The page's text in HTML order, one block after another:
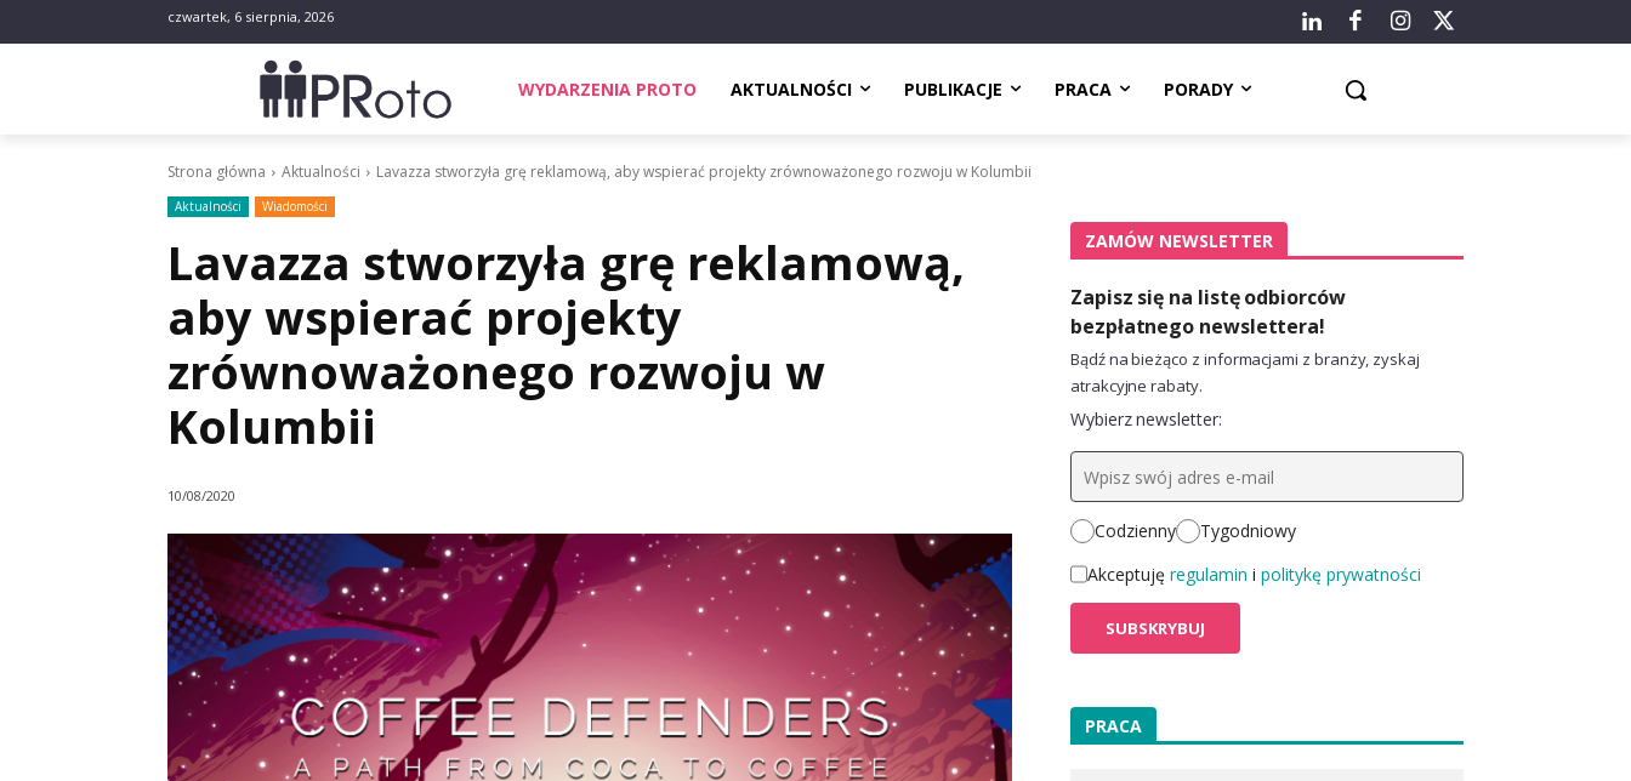
czwartek, 6 sierpnia, 2026
WYDARZENIA PROTO AKTUALNOŚCI PUBLIKACJE PRACA PORADY
Strona główna Aktualności Lavazza stworzyła grę reklamową, aby wspierać projekty zrównoważonego rozwoju w Kolumbii
Aktualności Wiadomości
Lavazza stworzyła grę reklamową,
aby wspierać projekty
zrównoważonego rozwoju w
Kolumbii
10/08/2020
ZAMÓW NEWSLETTER
Zapisz się na listę odbiorców
bezpłatnego newslettera!
Bądź na bieżąco z informacjami z branży, zyskaj
atrakcyjne rabaty.
Wybierz newsletter:
Codzienny
Tygodniowy
Akceptuję regulamin i politykę prywatności
PRACA